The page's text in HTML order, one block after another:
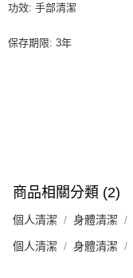
功效: 手部清潔
保存期限: 3年
商品相關分類 (2)
個人清潔 身體清潔
個人清潔 身體清潔